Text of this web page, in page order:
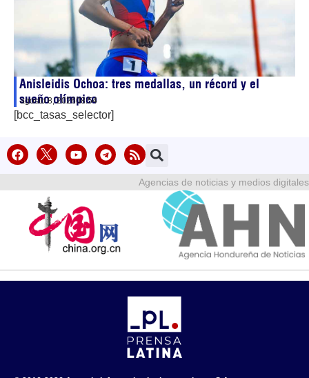
Anisleidis Ochoa: tres medallas, un récord y el
sueño olímpico
agosto 8, 202608:54
[bcc_tasas_selector]
Agencias de noticias y medios digitales